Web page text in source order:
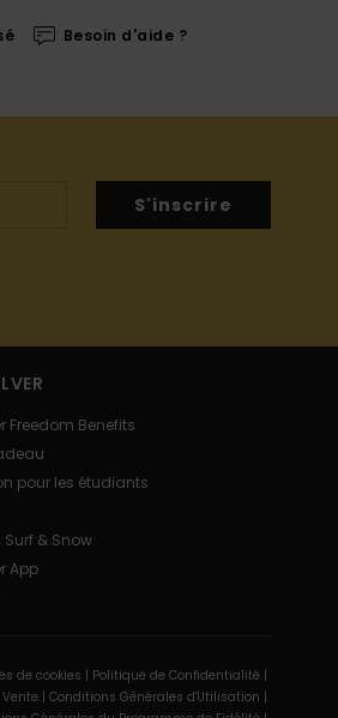
Besoin d'aide ?
S'inscrire
Freedom Benefits
pour les étudiants
& Snow
App
de cookies | Politique de Confidentialité |
| Conditions Générales d'Utilisation |